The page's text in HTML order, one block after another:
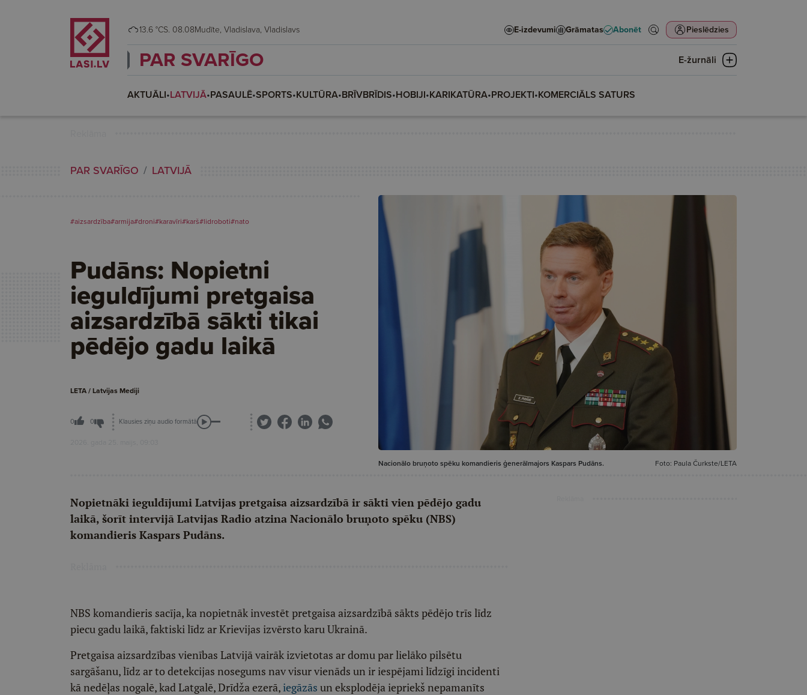
13.6 °CS. 08.08 Mudīte, Vladislava, Vladislavs E-izdevumi Grāmatas Abonēt Pieslēdzies
PAR SVARĪGO E-žurnāli
AKTUĀLI•LATVIJĀ•PASAULĒ•SPORTS•KULTŪRA•BRĪVBRĪDIS•HOBIJI•KARIKATŪRA•PROJEKTI•KOMERCIĀLS SATURS
PAR SVARĪGO LATVIJĀ
#aizsardzība#armija#droni#karavīri#karš#lidroboti#nato
Pudāns: Nopietni
ieguldījumi pretgaisa
aizsardzībā sākti tikai
pēdējo gadu laikā
LETA / Latvijas Mediji
0 0 Klausies ziņu audio formātā
2026. gada 25. maijs, 09:03
Nacionālo bruņoto spēku komandieris ģenerālmajors Kaspars Pudāns.
Foto: Paula Čurkste/LETA
Nopietnāki ieguldījumi Latvijas pretgaisa aizsardzībā ir sākti vien pēdējo gadu
laikā, šorīt intervijā Latvijas Radio atzina Nacionālo bruņoto spēku (NBS)
komandieris Kaspars Pudāns.
NBS komandieris sacīja, ka nopietnāk investēt pretgaisa aizsardzībā sākts pēdējo trīs līdz
piecu gadu laikā, faktiski līdz ar Krievijas izvērsto karu Ukrainā.
Pretgaisa aizsardzības vienības Latvijā vairāk izvietotas ar domu par lielāko pilsētu
sargāšanu, līdz ar to detekcijas nosegums nav visur vienāds un ir iespējami līdzīgi incidenti
kā nedēļas nogalē, kad Latgalē, Drīdža ezerā, iegāzās un eksplodēja iepriekš nepamanīts